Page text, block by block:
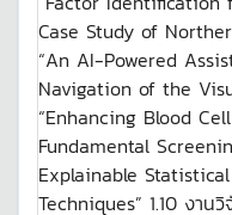
Case Study of
“An AI-Powered
Navigation of the
“Enhancing Blood
Fundamental
Explainable
Techniques” 1.10 งาน